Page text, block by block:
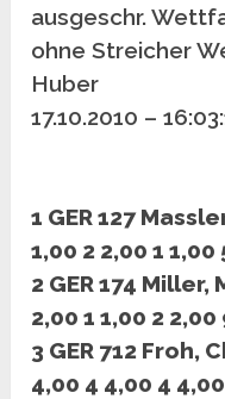
ausgeschr.
ohne Streicher
Huber
17.10.2010 –
1 GER 127
1,00 2 2,00 1 1,00
2 GER 174 Miller,
2,00 1 1,00 2 2,00
3 GER 712 Froh,
4,00 4 4,00 4